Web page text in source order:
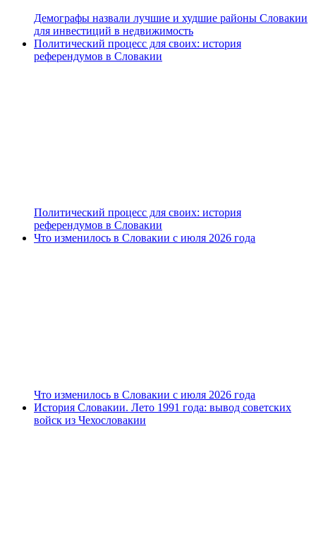
Демографы назвали лучшие и худшие районы Словакии
для инвестиций в недвижимость
Политический процесс для своих: история
референдумов в Словакии
Политический процесс для своих: история
референдумов в Словакии
Что изменилось в Словакии с июля 2026 года
Что изменилось в Словакии с июля 2026 года
История Словакии. Лето 1991 года: вывод советских
войск из Чехословакии